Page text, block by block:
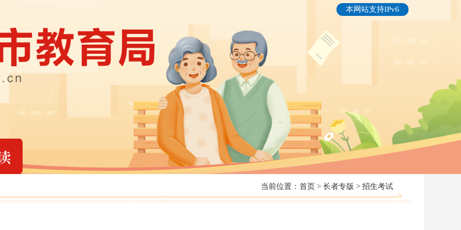
本网站支持IPv6
当前位置： 首页 > 长者专版 > 招生考试